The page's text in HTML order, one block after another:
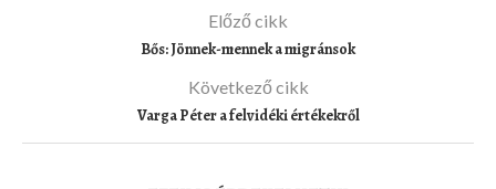
Előző cikk
Bős: Jönnek-mennek a migránsok
Következő cikk
Varga Péter a felvidéki értékekről